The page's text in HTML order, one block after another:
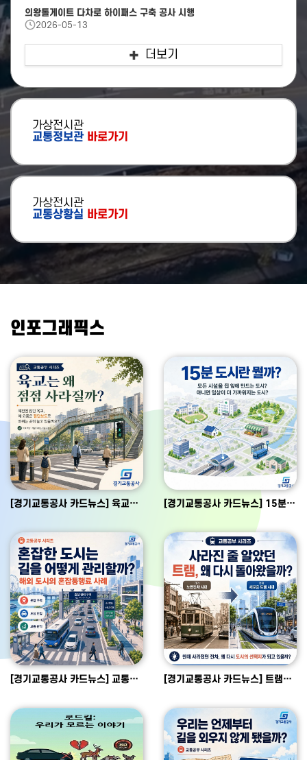
(강릉방향) 이천IC → 여주휴게소
의왕톨게이트 다차로 하이패스 구축 공사 시행
2026-05-13
더보기
가상전시관
교통정보관 바로가기
가상전시관
교통상황실 바로가기
인포그래픽스
[경기교통공사 카드뉴스] 육교는 왜 점점 사라질까? [경기교통공사 카드뉴스] 15분 도시에 대하여
[경기교통공사 카드뉴스] 교통공부 시리즈 [혼잡통행료] [경기교통공사 카드뉴스] 트램의 복귀